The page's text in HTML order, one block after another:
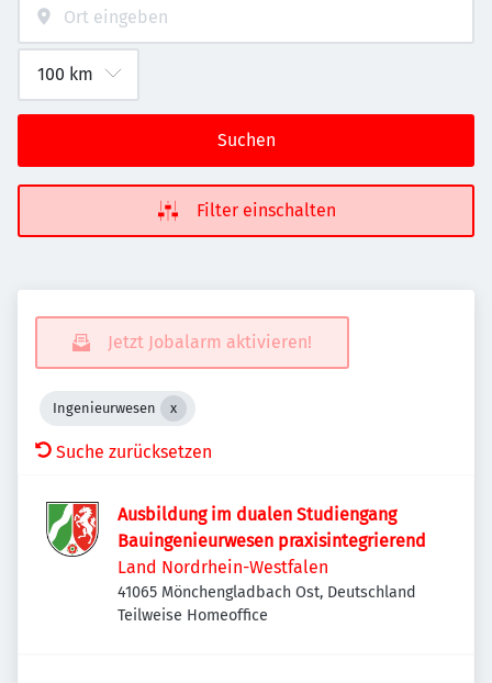
Suchen
Filter einschalten
Jetzt Jobalarm aktivieren!
Ingenieurwesen
Suche zurücksetzen
Ausbildung im dualen Studiengang
Bauingenieurwesen praxisintegrierend
Land Nordrhein-Westfalen
41065 Mönchengladbach Ost, Deutschland
Teilweise Homeoffice